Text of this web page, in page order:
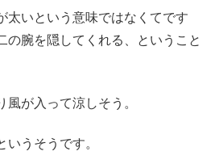
太いという意味ではなくてです
の腕を隠してくれる、ということ
風が入って涼しそう。
いうそうです。